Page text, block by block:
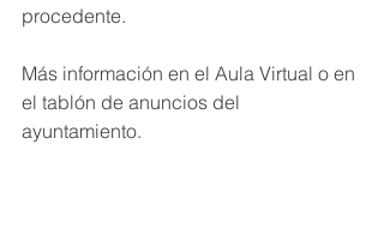
procedente.
Más información en el Aula Virtual o en
el tablón de anuncios del
ayuntamiento.